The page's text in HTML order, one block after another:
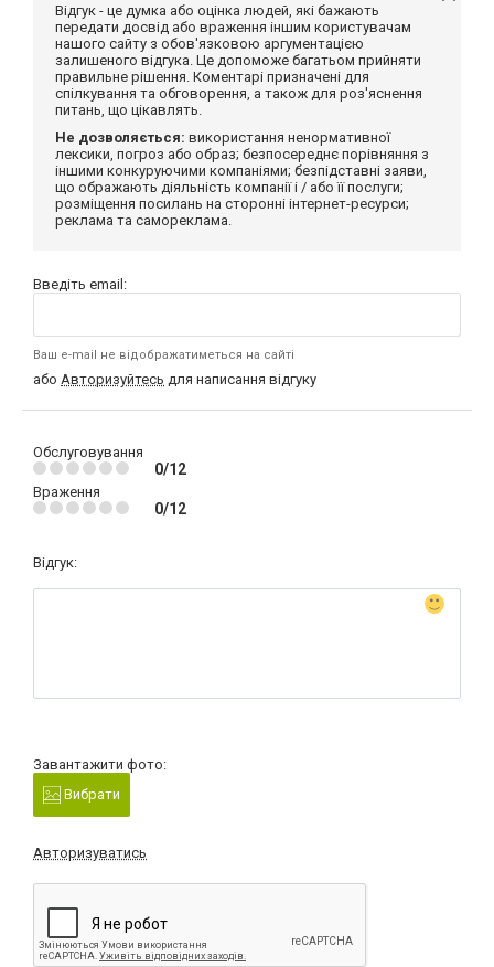
Відгук - це думка або оцінка людей, які бажають
передати досвід або враження іншим користувачам
нашого сайту з обов'язковою аргументацією
залишеного відгука. Це допоможе багатьом прийняти
правильне рішення. Коментарі призначені для
спілкування та обговорення, а також для роз'яснення
питань, що цікавлять.
Не дозволяється: використання ненормативної
лексики, погроз або образ; безпосереднє порівняння з
іншими конкуруючими компаніями; безпідставні заяви,
що ображають діяльність компанії і / або її послуги;
розміщення посилань на сторонні інтернет-ресурси;
реклама та самореклама.
Введіть email:
Ваш e-mail не відображатиметься на сайті
або Авторизуйтесь для написання відгуку
Обслуговування
0/12
Враження
0/12
Відгук:
Завантажити фото:
Вибрати
Авторизуватись